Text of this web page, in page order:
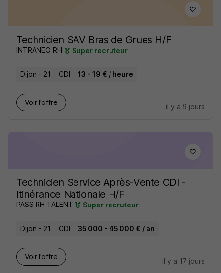
Technicien SAV Bras de Grues H/F
INTRANEO RH Super recruteur
Dijon - 21 CDI 13 - 19 € / heure
Voir l’offre
il y a 9 jours
Technicien Service Après-Vente CDI -
Itinérance Nationale H/F
PASS RH TALENT Super recruteur
Dijon - 21 CDI 35 000 - 45 000 € / an
Voir l’offre
il y a 17 jours